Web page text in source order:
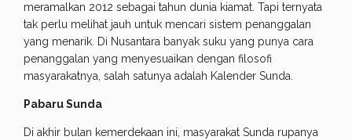
meramalkan 2012 sebagai tahun dunia kiamat. Tapi ternyata
tak perlu melihat jauh untuk mencari sistem penanggalan
yang menarik. Di Nusantara banyak suku yang punya cara
penanggalan yang menyesuaikan dengan filosofi
masyarakatnya, salah satunya adalah Kalender Sunda.
Pabaru Sunda
Di akhir bulan kemerdekaan ini, masyarakat Sunda rupanya